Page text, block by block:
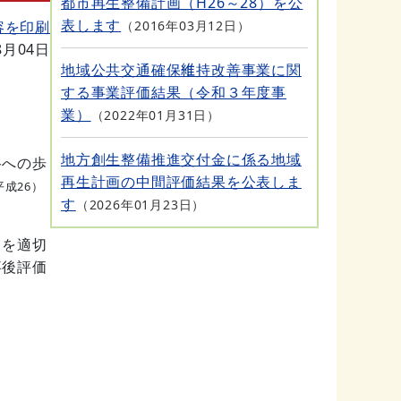
印刷
04日
の歩
26）
適切
評価
表します
2016年03月12日
地域公共交通確保維持改善事業に関
する事業評価結果（令和３年度事
業）
2022年01月31日
地方創生整備推進交付金に係る地域
再生計画の中間評価結果を公表しま
す
2026年01月23日